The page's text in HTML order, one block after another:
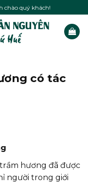
chào quý khách!
có tác
hương đã được
người trong giới